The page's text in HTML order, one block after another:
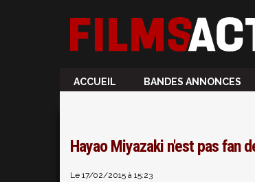
ACCUEIL BANDES ANNONCES
Hayao Miyazaki n'est pas fan
Le 17/02/2015 à 15:23